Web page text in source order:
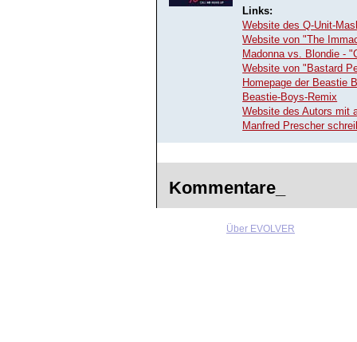
Links:
Website des Q-Unit-
Website von "The
Madonna vs. Blondie -
Website von "Bastard
Homepage der Beastie
Beastie-Boys-Remix
Website des Autors mit
Manfred Prescher
Kommentare_
Über EVOLVER